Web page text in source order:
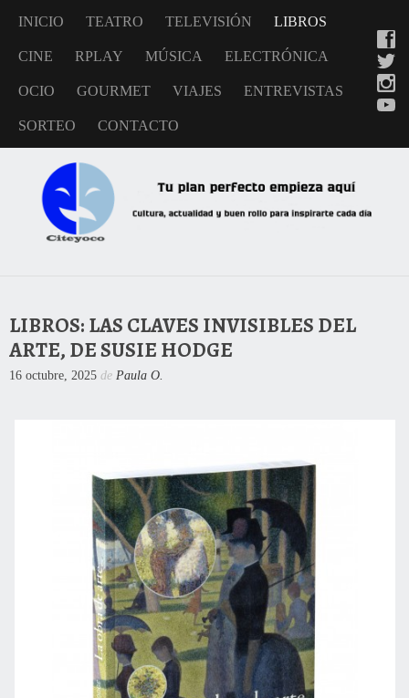
INICIO TEATRO TELEVISIÓN LIBROS
CINE RPLAY MÚSICA ELECTRÓNICA
OCIO GOURMET VIAJES ENTREVISTAS
SORTEO CONTACTO
LIBROS: LAS CLAVES INVISIBLES DEL
ARTE, DE SUSIE HODGE
16 octubre, 2025 de Paula O.